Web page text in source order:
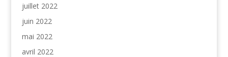
juillet 2022
juin 2022
mai 2022
avril 2022